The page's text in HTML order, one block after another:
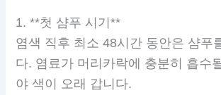
1. **첫 샴푸 시기**
염색 직후 최소 48시간 동안은 샴푸
다. 염료가 머리카락에 충분히 흡수
야 색이 오래 갑니다.